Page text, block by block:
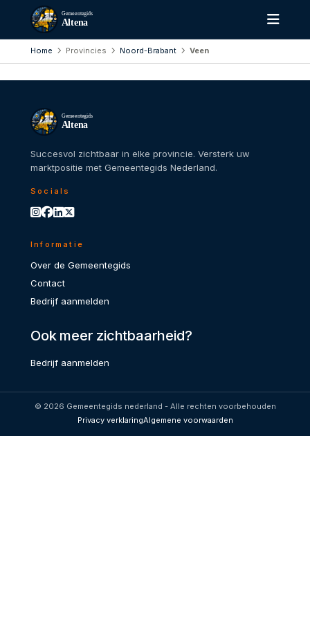
Gemeentegids
Altena
Home Provincies Noord-Brabant Veen
Gemeentegids
Altena
Succesvol zichtbaar in elke provincie. Versterk uw
marktpositie met Gemeentegids Nederland.
Socials
Informatie
Over de Gemeentegids
Contact
Bedrijf aanmelden
Ook meer zichtbaarheid?
Bedrijf aanmelden
© 2026 Gemeentegids nederland - Alle rechten voorbehouden
Privacy verklaringAlgemene voorwaarden